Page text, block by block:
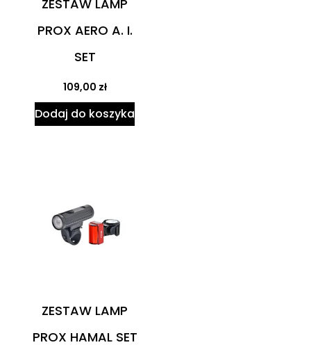
ZESTAW LAMP
PROX AERO A. I.
SET
109,00 zł
Dodaj do koszyka
ZESTAW LAMP
PROX HAMAL SET